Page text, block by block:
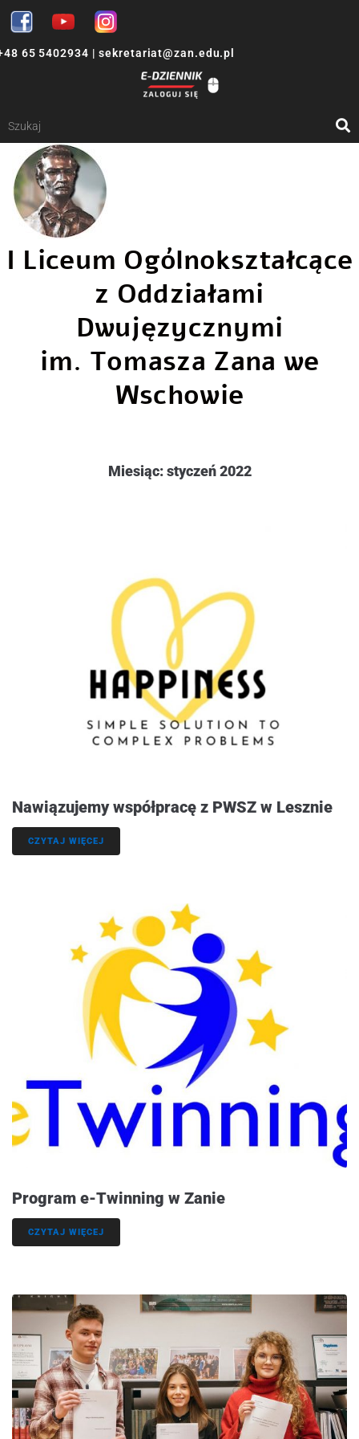
65 5402934 | sekretariat@zan.edu.pl
I Liceum Ogólnokształcące
z Oddziałami
Dwujęzycznymi
im. Tomasza Zana we
Wschowie
Miesiąc:styczeń 2022
Nawiązujemy współpracę z PWSZ w Lesznie
CZYTAJ WIĘCEJ
Program e-Twinning w Zanie
CZYTAJ WIĘCEJ